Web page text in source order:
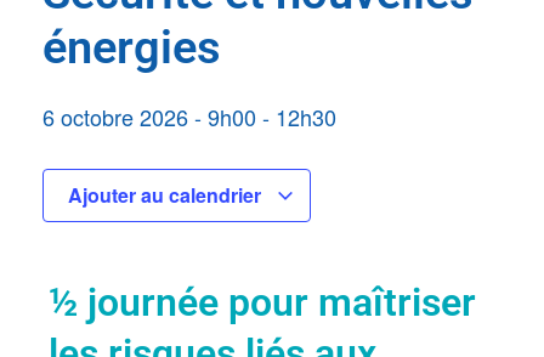
énergies
6 octobre 2026-9h00- 12h30
Ajouter au calendrier
½ journée pour maîtriser